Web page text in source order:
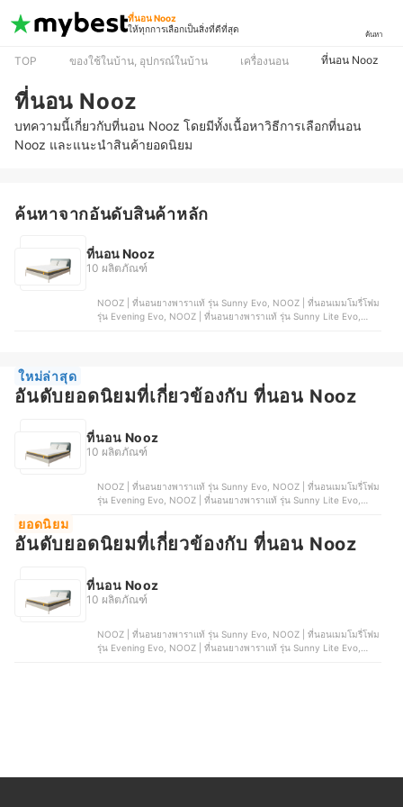
ที่นอน Nooz
ให้ทุกการเลือกเป็นสิ่งที่ดีที่สุด
ค้นหา
TOP ของใช้ในบ้าน, อุปกรณ์ในบ้าน เครื่องนอน ที่นอน Nooz
ที่นอน Nooz
บทความนี้เกี่ยวกับที่นอน Nooz โดยมีทั้งเนื้อหาวิธีการเลือกที่นอน
Nooz และแนะนำสินค้ายอดนิยม
ค้นหาจากอันดับสินค้าหลัก
ที่นอน Nooz
10 ผลิตภัณฑ์
NOOZ | ที่นอนยางพาราแท้ รุ่น Sunny Evo, NOOZ | ที่นอนเมมโมรี่โฟม
รุ่น Evening Evo, NOOZ | ที่นอนยางพาราแท้ รุ่น Sunny Lite Evo,
ใหม่ล่าสุด
อันดับยอดนิยมที่เกี่ยวข้องกับ ที่นอน Nooz
ที่นอน Nooz
10 ผลิตภัณฑ์
NOOZ | ที่นอนยางพาราแท้ รุ่น Sunny Evo, NOOZ | ที่นอนเมมโมรี่โฟม
รุ่น Evening Evo, NOOZ | ที่นอนยางพาราแท้ รุ่น Sunny Lite Evo,
ยอดนิยม
อันดับยอดนิยมที่เกี่ยวข้องกับ ที่นอน Nooz
ที่นอน Nooz
10 ผลิตภัณฑ์
NOOZ | ที่นอนยางพาราแท้ รุ่น Sunny Evo, NOOZ | ที่นอนเมมโมรี่โฟม
รุ่น Evening Evo, NOOZ | ที่นอนยางพาราแท้ รุ่น Sunny Lite Evo,